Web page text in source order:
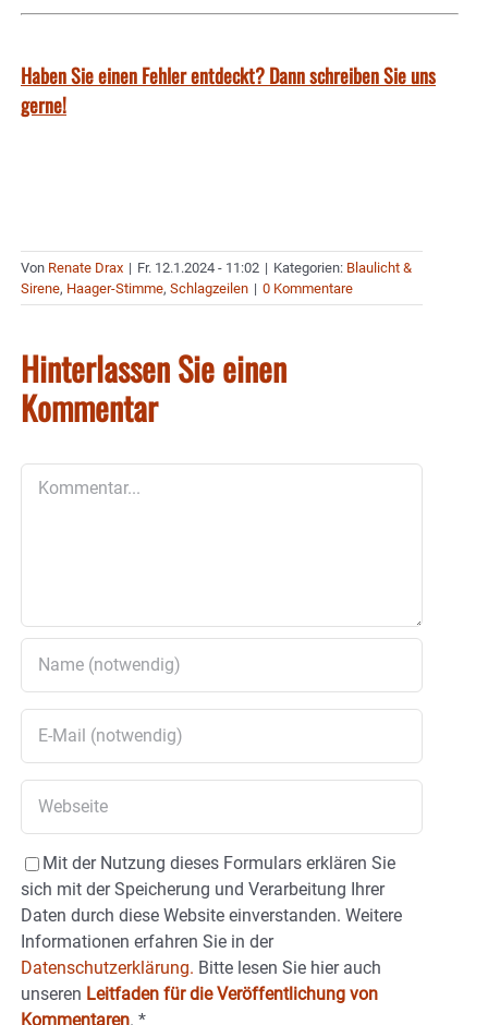
Haben Sie einen Fehler entdeckt? Dann schreiben Sie uns
gerne!
Von Renate Drax | Fr. 12.1.2024 - 11:02 | Kategorien: Blaulicht &
Sirene, Haager-Stimme, Schlagzeilen | 0 Kommentare
Hinterlassen Sie einen
Kommentar
Mit der Nutzung dieses Formulars erklären Sie
sich mit der Speicherung und Verarbeitung Ihrer
Daten durch diese Website einverstanden. Weitere
Informationen erfahren Sie in der
Datenschutzerklärung. Bitte lesen Sie hier auch
unseren Leitfaden für die Veröffentlichung von
Kommentaren. *